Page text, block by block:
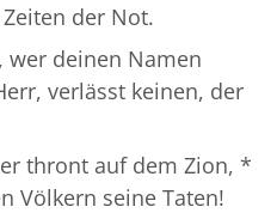
der Not.
deinen Namen
verlässt keinen, der
thront auf dem Zion, *
Völkern seine Taten!